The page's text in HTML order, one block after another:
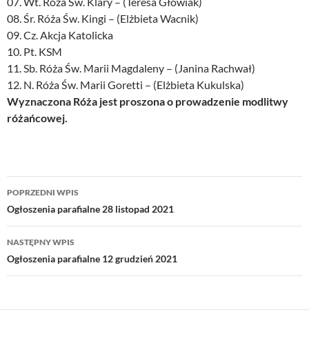
08. Śr. Róża Św. Kingi – (Elżbieta Wacnik)
09. Cz. Akcja Katolicka
10. Pt. KSM
11. Sb. Róża Św. Marii Magdaleny – (Janina Rachwał)
12. N. Róża Św. Marii Goretti – (Elżbieta Kukulska)
Wyznaczona Róża jest proszona o prowadzenie modlitwy
różańcowej.
Nawigacja
wpisu
POPRZEDNI WPIS
Ogłoszenia parafialne 28 listopad 2021
NASTĘPNY WPIS
Ogłoszenia parafialne 12 grudzień 2021